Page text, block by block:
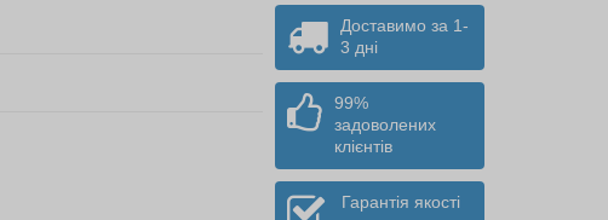
Доставимо за 1-
3 дні
99%
задоволених
клієнтів
Гарантія якості